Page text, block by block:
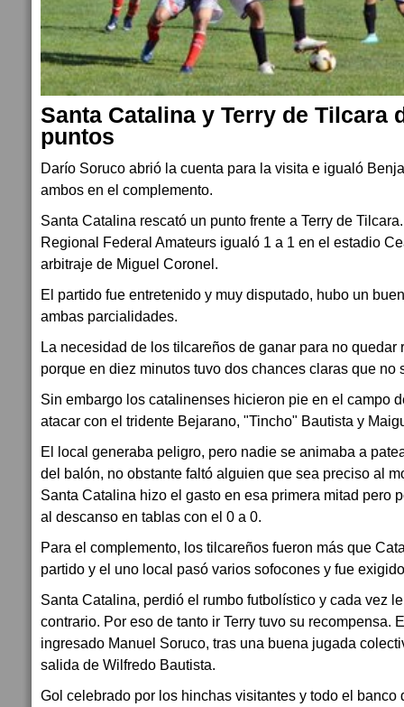
Santa Catalina y Terry de Tilcara
puntos
Darío Soruco abrió la cuenta para la visita e igualó
ambos en el complemento.
Santa Catalina rescató un punto frente a Terry de
Regional Federal Amateurs igualó 1 a 1 en el estadio
arbitraje de Miguel Coronel.
El partido fue entretenido y muy disputado, hubo un
ambas parcialidades.
La necesidad de los tilcareños de ganar para no quedar
porque en diez minutos tuvo dos chances claras que no
Sin embargo los catalinenses hicieron pie en el campo
atacar con el tridente Bejarano, "Tincho" Bautista y
El local generaba peligro, pero nadie se animaba a
del balón, no obstante faltó alguien que sea preciso al
Santa Catalina hizo el gasto en esa primera mitad pero
al descanso en tablas con el 0 a 0.
Para el complemento, los tilcareños fueron más que
partido y el uno local pasó varios sofocones y fue
Santa Catalina, perdió el rumbo futbolístico y cada vez
contrario. Por eso de tanto ir Terry tuvo su recompensa.
ingresado Manuel Soruco, tras una buena jugada
salida de Wilfredo Bautista.
Gol celebrado por los hinchas visitantes y todo el banco